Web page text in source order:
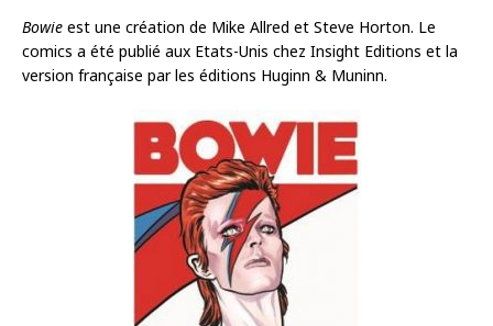
Bowie est une création de Mike Allred et Steve Horton. Le
comics a été publié aux Etats-Unis chez Insight Editions et la
version française par les éditions Huginn & Muninn.